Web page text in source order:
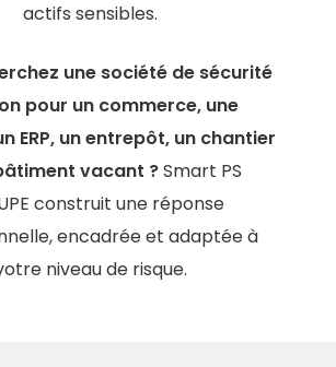
actifs sensibles.
une société de sécurité
pour un commerce, une
ERP, un entrepôt, un chantier
vacant ?Smart PS
construit une réponse
encadrée et adaptée à
niveau de risque.